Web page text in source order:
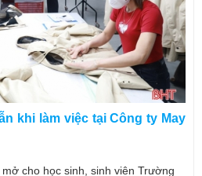
khi làm việc tại Công ty May
cho học sinh, sinh viên Trường